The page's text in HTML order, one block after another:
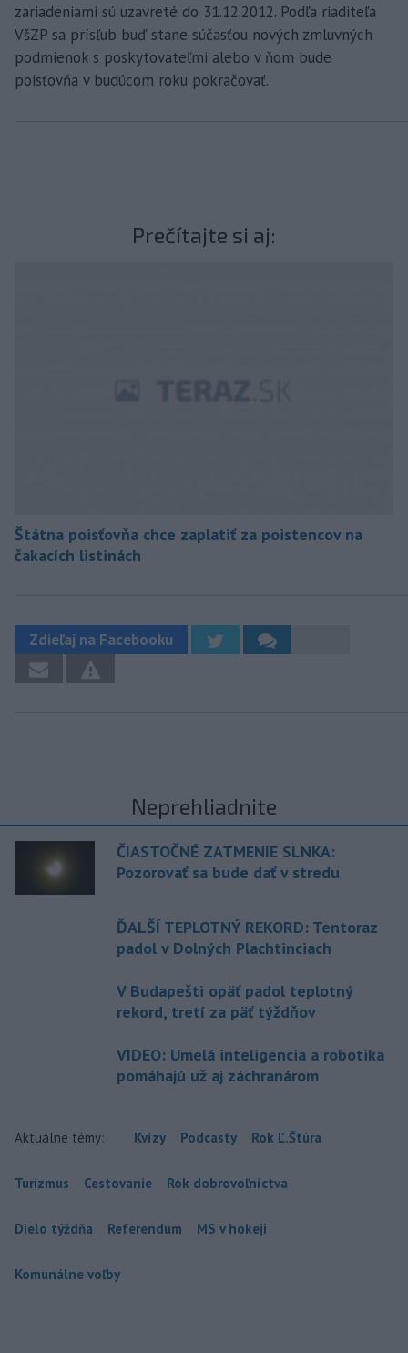
zariadeniami sú uzavreté do 31.12.2012. Podľa riaditeľa
VšZP sa prísľub buď stane súčasťou nových zmluvných
podmienok s poskytovateľmi alebo v ňom bude
poisťovňa v budúcom roku pokračovať.
Prečítajte si aj:
Štátna poisťovňa chce zaplatiť za poistencov na
čakacích listinách
Zdieľaj na Facebooku
Neprehliadnite
ČIASTOČNÉ ZATMENIE SLNKA:
Pozorovať sa bude dať v stredu
ĎALŠÍ TEPLOTNÝ REKORD: Tentoraz
padol v Dolných Plachtinciach
V Budapešti opäť padol teplotný
rekord, tretí za päť týždňov
VIDEO: Umelá inteligencia a robotika
pomáhajú už aj záchranárom
Aktuálne témy: Kvízy Podcasty Rok Ľ.Štúra
Turizmus Cestovanie Rok dobrovoľníctva
Dielo týždňa Referendum MS v hokeji
Komunálne voľby